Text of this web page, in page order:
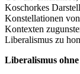
Koschorkes
Konstellationen
Kontexten
Liberalismus zu
Liberalismus